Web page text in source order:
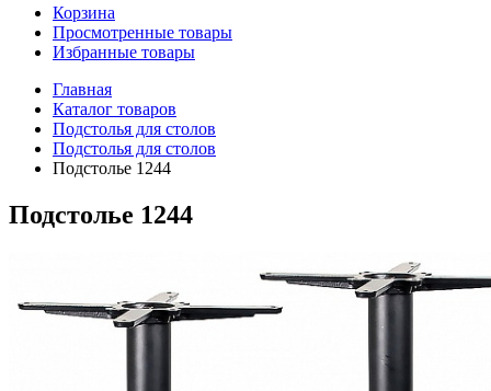
Корзина
Просмотренные товары
Избранные товары
Главная
Каталог товаров
Подстолья для столов
Подстолья для столов
Подстолье 1244
Подстолье 1244